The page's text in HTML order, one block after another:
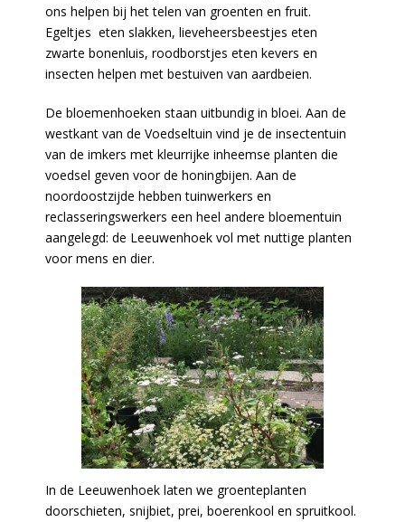
ons helpen bij het telen van groenten en fruit.
Egeltjes eten slakken, lieveheersbeestjes eten
zwarte bonenluis, roodborstjes eten kevers en
insecten helpen met bestuiven van aardbeien.
De bloemenhoeken staan uitbundig in bloei. Aan de
westkant van de Voedseltuin vind je de insectentuin
van de imkers met kleurrijke inheemse planten die
voedsel geven voor de honingbijen. Aan de
noordoostzijde hebben tuinwerkers en
reclasseringswerkers een heel andere bloementuin
aangelegd: de Leeuwenhoek vol met nuttige planten
voor mens en dier.
In de Leeuwenhoek laten we groenteplanten
doorschieten, snijbiet, prei, boerenkool en spruitkool.